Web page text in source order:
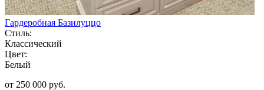
Гардеробная Базилуццо
Стиль:
Классический
Цвет:
Белый
от 250 000 руб.